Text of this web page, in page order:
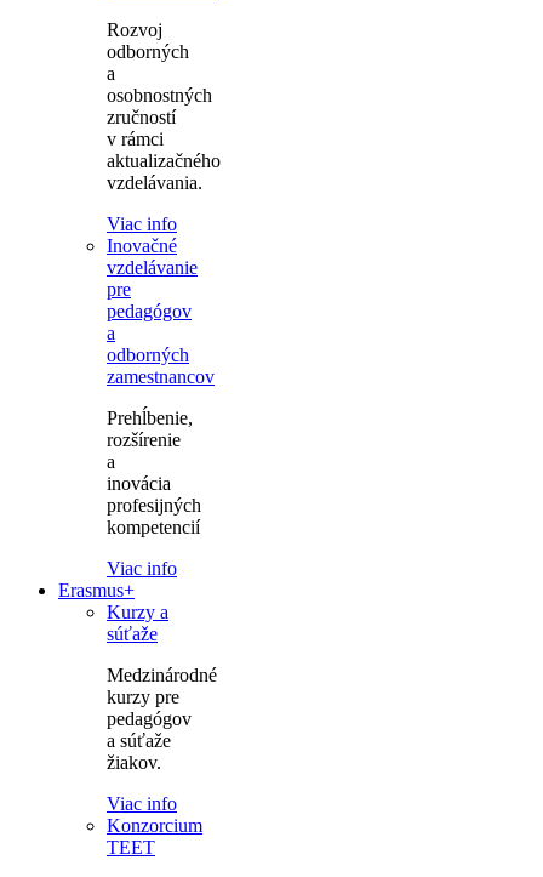
Rozvoj
odborných
a
osobnostných
zručností
v rámci
aktualizačného
vzdelávania.
Viac info
Inovačné
vzdelávanie
pre
pedagógov
a
odborných
zamestnancov
Prehĺbenie,
rozšírenie
a
inovácia
profesijných
kompetencií
Viac info
Erasmus+
Kurzy a
súťaže
Medzinárodné
kurzy pre
pedagógov
a súťaže
žiakov.
Viac info
Konzorcium
TEET